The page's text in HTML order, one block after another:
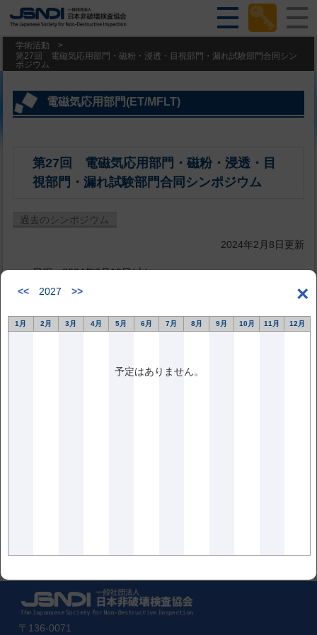
学術活動
>
第27回 電磁気応用部門・磁粉・浸透・目視部門・漏れ試験部門合同シン
ポジウム
×
<< 2027 >>
1月 2月 3月 4月 5月 6月 7月 8月 9月 10月 11月 12月
予定はありません。
電磁気応用部門(ET/MFLT)
第27回 電磁気応用部門・磁粉・浸透・目
視部門・漏れ試験部門合同シンポジウム
過去のシンポジウム
2024年2月8日更新
日程：2024年3月19日(火)
会場：日本非破壊検査協会 亀戸センター 6階B・C会議室
プログラム
<<前の記事
〒136-0071